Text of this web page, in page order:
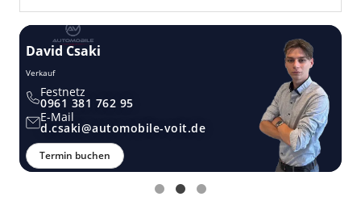
David Csaki
Verkauf
Festnetz
0961 381 762 95
E-Mail
d.csaki@automobile-voit.de
Termin buchen